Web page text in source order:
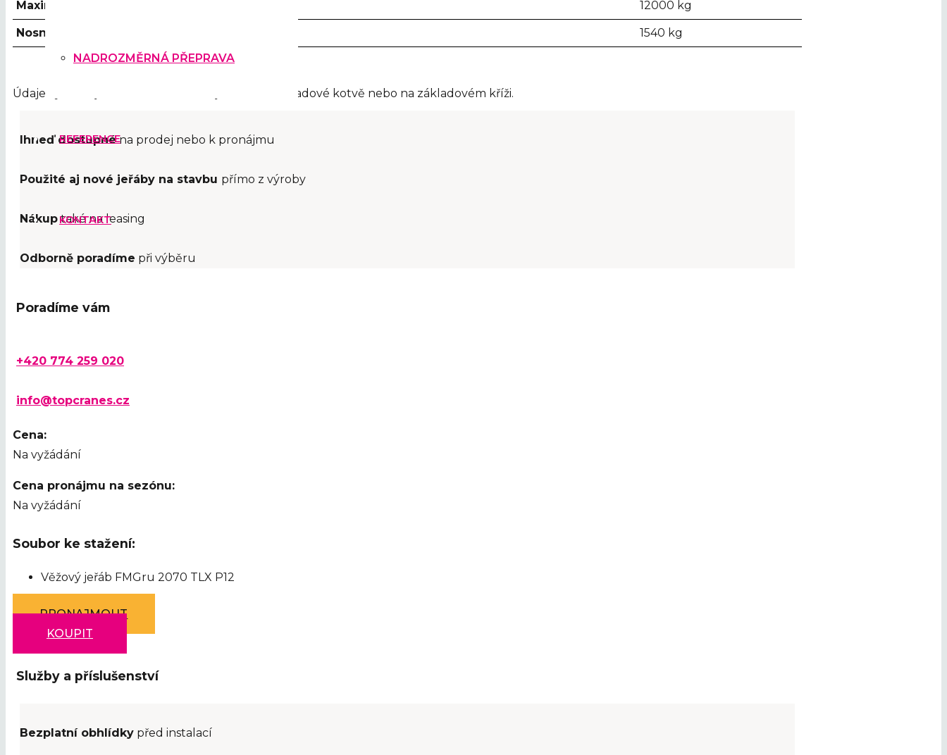
NADROZMĚRNÁ PŘEPRAVA
REFERENCE
KONTAKT
Maximální nosnost 12000 kg
Nosnost na hrotu 1540 kg
Údaje vycházejí z možného osazení jeřábu na základové kotvě nebo na základovém kříži.
Ihneď dostupnéna prodej nebo k pronájmu
Použité aj nové jeřáby na stavbu přímo z výroby
Nákuptaké na leasing
Odborně poradíme při výběru
Poradíme vám
+420 774 259 020
info@topcranes.cz
Cena:
Na vyžádání
Cena pronájmu na sezónu:
Na vyžádání
Soubor ke stažení:
Věžový jeřáb FMGru 2070 TLX P12
PRONAJMOUT
KOUPIT
Služby a příslušenství
Bezplatní obhlídky před instalací